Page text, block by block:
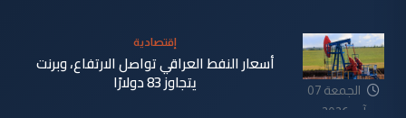
الجمعة 07
آب 2026
إقتصادية
أسعار النفط العراقي تواصل الارتفاع، وبرنت
يتجاوز 83 دولارًا